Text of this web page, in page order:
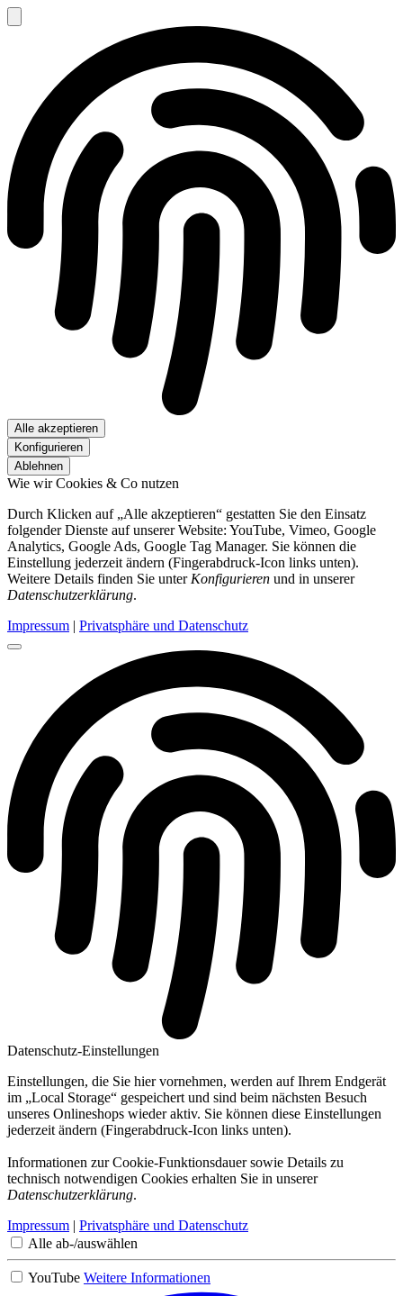
Alle akzeptieren
Konfigurieren
Ablehnen
Wie wir Cookies & Co nutzen
Durch Klicken auf „Alle akzeptieren“ gestatten Sie den Einsatz
folgender Dienste auf unserer Website: YouTube, Vimeo, Google
Analytics, Google Ads, Google Tag Manager. Sie können die
Einstellung jederzeit ändern (Fingerabdruck-Icon links unten).
Weitere Details finden Sie unter Konfigurieren und in unserer
Datenschutzerklärung.
Impressum | Privatsphäre und Datenschutz
Datenschutz-Einstellungen
Einstellungen, die Sie hier vornehmen, werden auf Ihrem Endgerät
im „Local Storage“ gespeichert und sind beim nächsten Besuch
unseres Onlineshops wieder aktiv. Sie können diese Einstellungen
jederzeit ändern (Fingerabdruck-Icon links unten).
Informationen zur Cookie-Funktionsdauer sowie Details zu
technisch notwendigen Cookies erhalten Sie in unserer
Datenschutzerklärung.
Impressum | Privatsphäre und Datenschutz
Alle ab-/auswählen
YouTube Weitere Informationen